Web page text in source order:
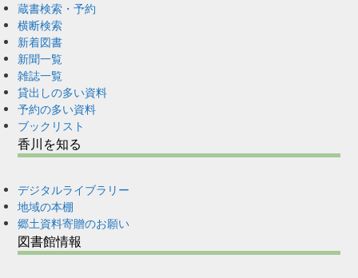
蔵書検索・予約
横断検索
新着図書
新聞一覧
雑誌一覧
貸出しの多い資料
予約の多い資料
ブックリスト
香川を知る
デジタルライブラリー
地域の本棚
郷土資料寄贈のお願い
図書館情報